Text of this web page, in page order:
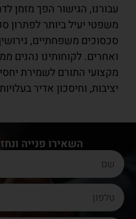
עבורנו, הגישור הפך מזמן
משפטי יעיל ביותר לפתרון
סכסוכים משפחתיים,
ואחרים. לקוחותינו נהנים
מקצועי התורם לשמירת
יציבות, וחיסכון אדיר
השאירו פנייה